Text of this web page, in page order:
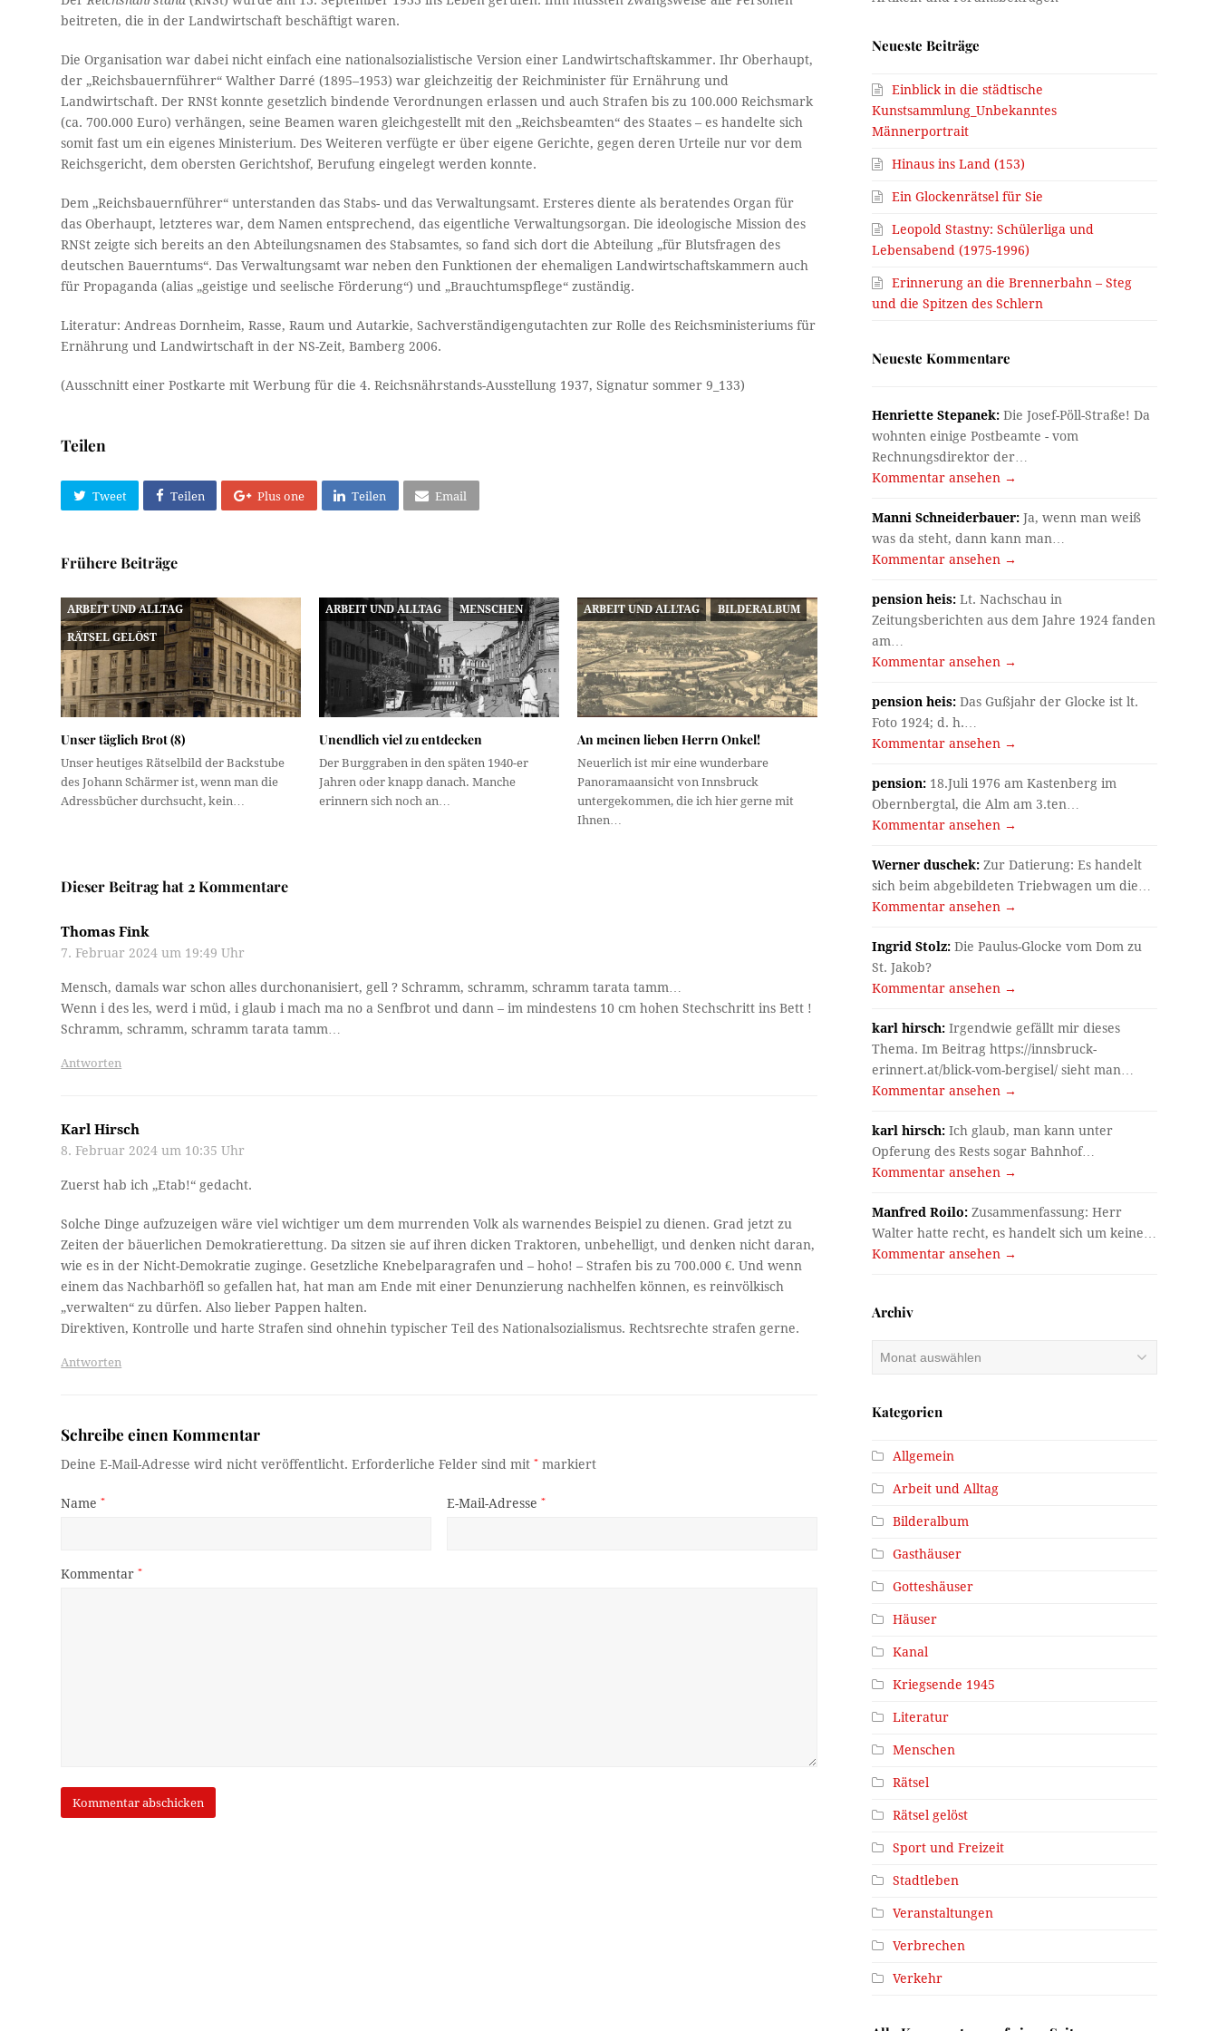
beitreten, die in der Landwirtschaft beschäftigt waren.
Die Organisation war dabei nicht einfach eine nationalsozialistische Version einer Landwirtschaftskammer. Ihr Oberhaupt,
der „Reichsbauernführer“ Walther Darré (1895–1953) war gleichzeitig der Reichminister für Ernährung und
Landwirtschaft. Der RNSt konnte gesetzlich bindende Verordnungen erlassen und auch Strafen bis zu 100.000 Reichsmark
(ca. 700.000 Euro) verhängen, seine Beamen waren gleichgestellt mit den „Reichsbeamten“ des Staates – es handelte sich
somit fast um ein eigenes Ministerium. Des Weiteren verfügte er über eigene Gerichte, gegen deren Urteile nur vor dem
Reichsgericht, dem obersten Gerichtshof, Berufung eingelegt werden konnte.
Dem „Reichsbauernführer“ unterstanden das Stabs- und das Verwaltungsamt. Ersteres diente als beratendes Organ für
das Oberhaupt, letzteres war, dem Namen entsprechend, das eigentliche Verwaltungsorgan. Die ideologische Mission des
RNSt zeigte sich bereits an den Abteilungsnamen des Stabsamtes, so fand sich dort die Abteilung „für Blutsfragen des
deutschen Bauerntums“. Das Verwaltungsamt war neben den Funktionen der ehemaligen Landwirtschaftskammern auch
für Propaganda (alias „geistige und seelische Förderung“) und „Brauchtumspflege“ zuständig.
Literatur: Andreas Dornheim, Rasse, Raum und Autarkie, Sachverständigengutachten zur Rolle des Reichsministeriums für
Ernährung und Landwirtschaft in der NS-Zeit, Bamberg 2006.
(Ausschnitt einer Postkarte mit Werbung für die 4. Reichsnährstands-Ausstellung 1937, Signatur sommer 9_133)
Teilen
Tweet Teilen Plus one Teilen Email
Frühere Beiträge
ARBEIT UND ALLTAG
RÄTSEL GELÖST
Unser täglich Brot (8)
Unser heutiges Rätselbild der Backstube
des Johann Schärmer ist, wenn man die
Adressbücher durchsucht, kein…
ARBEIT UND ALLTAG MENSCHEN
Unendlich viel zu entdecken
Der Burggraben in den späten 1940-er
Jahren oder knapp danach. Manche
erinnern sich noch an…
ARBEIT UND ALLTAG BILDERALBUM
An meinen lieben Herrn Onkel!
Neuerlich ist mir eine wunderbare
Panoramaansicht von Innsbruck
untergekommen, die ich hier gerne mit
Ihnen…
Dieser Beitrag hat 2 Kommentare
Thomas Fink
7. Februar 2024 um 19:49 Uhr
Mensch, damals war schon alles durchonanisiert, gell ? Schramm, schramm, schramm tarata tamm…
Wenn i des les, werd i müd, i glaub i mach ma no a Senfbrot und dann – im mindestens 10 cm hohen Stechschritt ins Bett !
Schramm, schramm, schramm tarata tamm…
Antworten
Karl Hirsch
8. Februar 2024 um 10:35 Uhr
Zuerst hab ich „Etab!“ gedacht.
Solche Dinge aufzuzeigen wäre viel wichtiger um dem murrenden Volk als warnendes Beispiel zu dienen. Grad jetzt zu
Zeiten der bäuerlichen Demokratierettung. Da sitzen sie auf ihren dicken Traktoren, unbehelligt, und denken nicht daran,
wie es in der Nicht-Demokratie zuginge. Gesetzliche Knebelparagrafen und – hoho! – Strafen bis zu 700.000 €. Und wenn
einem das Nachbarhöfl so gefallen hat, hat man am Ende mit einer Denunzierung nachhelfen können, es reinvölkisch
„verwalten“ zu dürfen. Also lieber Pappen halten.
Direktiven, Kontrolle und harte Strafen sind ohnehin typischer Teil des Nationalsozialismus. Rechtsrechte strafen gerne.
Antworten
Schreibe einen Kommentar
Deine E-Mail-Adresse wird nicht veröffentlicht. Erforderliche Felder sind mit* markiert
Name* E-Mail-Adresse *
Kommentar*
Neueste Beiträge
Einblick in die städtische
Kunstsammlung_Unbekanntes
Männerportrait
Hinaus ins Land (153)
Ein Glockenrätsel für Sie
Leopold Stastny: Schülerliga und
Lebensabend (1975-1996)
Erinnerung an die Brennerbahn – Steg
und die Spitzen des Schlern
Neueste Kommentare
Henriette Stepanek: Die Josef-Pöll-Straße! Da
wohnten einige Postbeamte - vom
Rechnungsdirektor der…
Kommentar ansehen →
Manni Schneiderbauer: Ja, wenn man weiß
was da steht, dann kann man…
Kommentar ansehen →
pension heis: Lt. Nachschau in
Zeitungsberichten aus dem Jahre 1924 fanden
am…
Kommentar ansehen →
pension heis: Das Gußjahr der Glocke ist lt.
Foto 1924; d. h.…
Kommentar ansehen →
pension: 18.Juli 1976 am Kastenberg im
Obernbergtal, die Alm am 3.ten…
Kommentar ansehen →
Werner duschek: Zur Datierung: Es handelt
sich beim abgebildeten Triebwagen um die…
Kommentar ansehen →
Ingrid Stolz: Die Paulus-Glocke vom Dom zu
St. Jakob?
Kommentar ansehen →
karl hirsch: Irgendwie gefällt mir dieses
Thema. Im Beitrag https://innsbruck-
erinnert.at/blick-vom-bergisel/ sieht man…
Kommentar ansehen →
karl hirsch: Ich glaub, man kann unter
Opferung des Rests sogar Bahnhof…
Kommentar ansehen →
Manfred Roilo: Zusammenfassung: Herr
Walter hatte recht, es handelt sich um keine…
Kommentar ansehen →
Archiv
Kategorien
Allgemein
Arbeit und Alltag
Bilderalbum
Gasthäuser
Gotteshäuser
Häuser
Kanal
Kriegsende 1945
Literatur
Menschen
Rätsel
Rätsel gelöst
Sport und Freizeit
Stadtleben
Veranstaltungen
Verbrechen
Verkehr